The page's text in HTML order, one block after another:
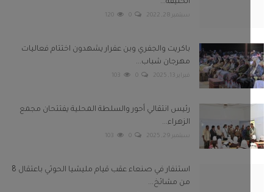
0
120
باكريت والجفري وبن عفرار يشهدون اختتام فعاليات
مهرجان شباب...
فبراير 13, 2025 0
103
رئيس انتقالي أحور والسلطة المحلية يفتتحان مجمع
الزهراء...
سبتمبر 29, 2025 0
103
استنفار في صنعاء عقب قيام مليشيا الحوثي باعتقال 8
من مشائخ...